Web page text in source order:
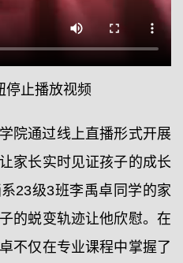
止播放视频
院通过线上直播形式开展
家长实时见证孩子的成长
23级3班李禹卓同学的家
的蜕变轨迹让他欣慰。在
不仅在专业课程中掌握了